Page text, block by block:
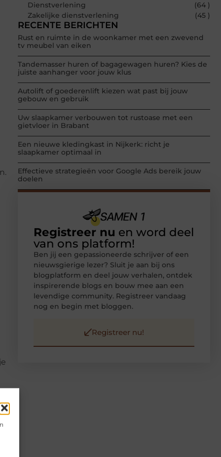
Dienstverlening
(64 )
Zakelijke dienstverlening
(45 )
RECENTE BERICHTEN
Rust en ruimte in de woonkamer met een zwevend
tv meubel van eiken
Tandemasser huren of bagagewagen huren? Kies de
juiste aanhanger voor jouw klus
Autolift of goederenlift kiezen wat past bij jouw
gebouw en gebruik
Uw slaapkamer verbouwen tot rustoase met een
gietvloer in Brabant
Een nieuwe kledingkast in Nijkerk: richt je
slaapkamer optimaal in
Effectieve strategieën voor Google Ads bereik jouw
doelen
Registreer nu en word deel
van ons platform!
Ben jij een gepassioneerde schrijver of een
nieuwsgierige lezer? Sluit je aan bij ons
blogplatform en deel jouw verhalen, ontdek
inspirerende blogs en bouw mee aan een
levendige community. Registreer vandaag
nog en begin met bloggen.
Registreer nu!